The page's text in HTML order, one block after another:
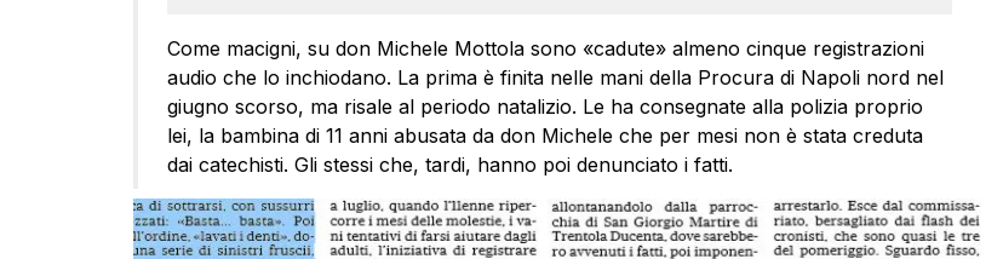
Come macigni, su don Michele Mottola sono «cadute» almeno cinque registrazioni
audio che lo inchiodano. La prima è finita nelle mani della Procura di Napoli nord nel
giugno scorso, ma risale al periodo natalizio. Le ha consegnate alla polizia proprio
lei, la bambina di 11 anni abusata da don Michele che per mesi non è stata creduta
dai catechisti. Gli stessi che, tardi, hanno poi denunciato i fatti.